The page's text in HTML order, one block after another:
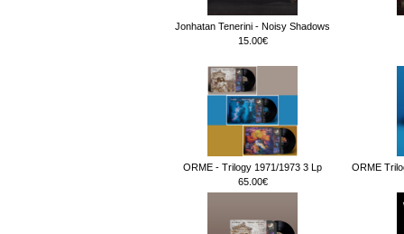
Jonhatan Tenerini - Noisy Shadows
15.00€
ORME - Trilogy 1971/1973 3 Lp
65.00€
ORME